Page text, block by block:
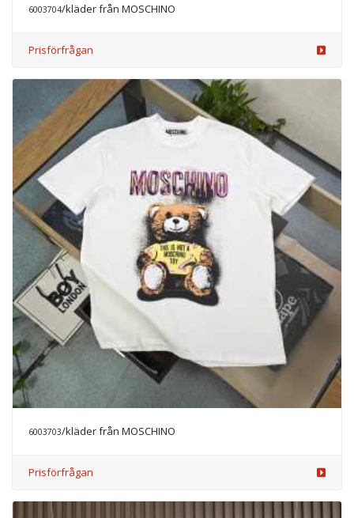
6003704/kläder från MOSCHINO
Prisförfrågan
6003703/kläder från MOSCHINO
Prisförfrågan